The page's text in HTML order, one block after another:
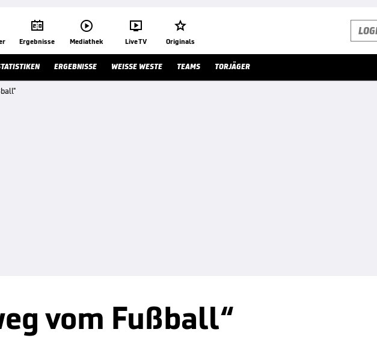

Ergebnisse

Mediathek

Live TV

Originals
ERGEBNISSE WEISSE WESTE TEAMS TORJÄGER
vom Fußball“